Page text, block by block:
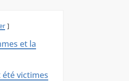
et la
été victimes